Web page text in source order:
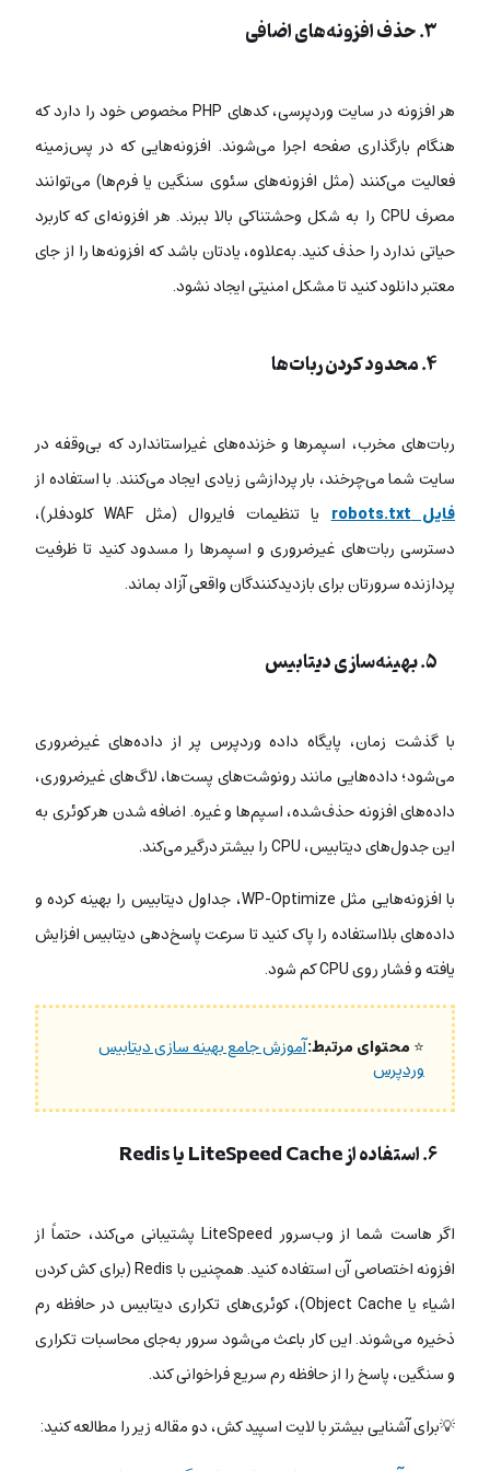
۳. حذف افزونه‌های اضافی
هر افزونه در سایت وردپرسی، کدهای PHP مخصوص خود را دارد که
هنگام بارگذاری صفحه اجرا می‌شوند. افزونه‌هایی که در پس‌زمینه
فعالیت می‌کنند (مثل افزونه‌های سئوی سنگین یا فرم‌ها) می‌توانند
مصرف CPU را به شکل وحشتناکی بالا ببرند. هر افزونه‌ای که کاربرد
حیاتی ندارد را حذف کنید. به‌علاوه، یادتان باشد که افزونه‌ها را از جای
معتبر دانلود کنید تا مشکل امنیتی ایجاد نشود.
۴. محدود کردن ربات‌ها
ربات‌های مخرب، اسپمرها و خزنده‌های غیراستاندارد که بی‌وقفه در
سایت شما می‌چرخند، بار پردازشی زیادی ایجاد می‌کنند. با استفاده از
فایل robots.txt
یا تنظیمات فایروال (مثل WAF کلودفلر)،
دسترسی ربات‌های غیرضروری و اسپمرها را مسدود کنید تا ظرفیت
پردازنده سرورتان برای بازدیدکنندگان واقعی آزاد بماند.
۵. بهینه‌سازی دیتابیس
با گذشت زمان، پایگاه داده وردپرس پر از داده‌های غیرضروری
می‌شود؛ داده‌هایی مانند رونوشت‌های پست‌ها، لاگ‌های غیرضروری،
داده‌های افزونه حذف‌شده، اسپم‌ها و غیره. اضافه شدن هر کوئری به
این جدول‌های دیتابیس، CPU را بیشتر درگیر می‌کند.
با افزونه‌هایی مثل WP-Optimize، جداول دیتابیس را بهینه کرده و
داده‌های بلااستفاده را پاک کنید تا سرعت پاسخ‌دهی دیتابیس افزایش
یافته و فشار روی CPU کم شود.
⭐محتوای مرتبط:آموزش جامع بهینه سازی دیتابیس
وردپرس
۶. استفاده از LiteSpeed Cache یا Redis
اگر هاست شما از وب‌سرور LiteSpeed پشتیبانی می‌کند، حتماً از
افزونه اختصاصی آن استفاده کنید. همچنین با Redis (برای کش کردن
اشیاء یا Object Cache)، کوئری‌های تکراری دیتابیس در حافظه رم
ذخیره می‌شوند. این کار باعث می‌شود سرور به‌جای محاسبات تکراری
و سنگین، پاسخ را از حافظه رم سریع فراخوانی کند.
💡برای آشنایی بیشتر با لایت اسپید کش، دو مقاله زیر را مطالعه کنید: